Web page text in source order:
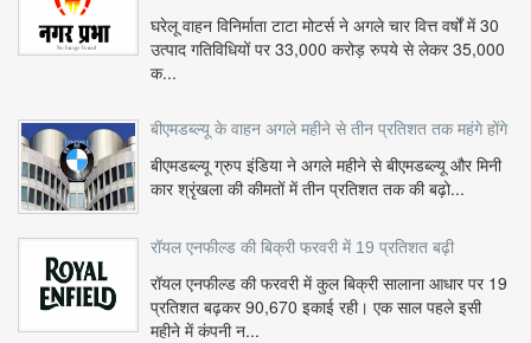
घरेलू वाहन विनिर्माता टाटा मोटर्स ने अगले चार वित्त वर्षों में 30
उत्पाद गतिविधियों पर 33,000 करोड़ रुपये से लेकर 35,000
क...
बीएमडब्ल्यू के वाहन अगले महीने से तीन प्रतिशत तक महंगे होंगे
बीएमडब्ल्यू ग्रुप इंडिया ने अगले महीने से बीएमडब्ल्यू और मिनी
कार श्रृंखला की कीमतों में तीन प्रतिशत तक की बढ़ो...
रॉयल एनफील्ड की बिक्री फरवरी में 19 प्रतिशत बढ़ी
रॉयल एनफील्ड की फरवरी में कुल बिक्री सालाना आधार पर 19
प्रतिशत बढ़कर 90,670 इकाई रही। एक साल पहले इसी
महीने में कंपनी न...